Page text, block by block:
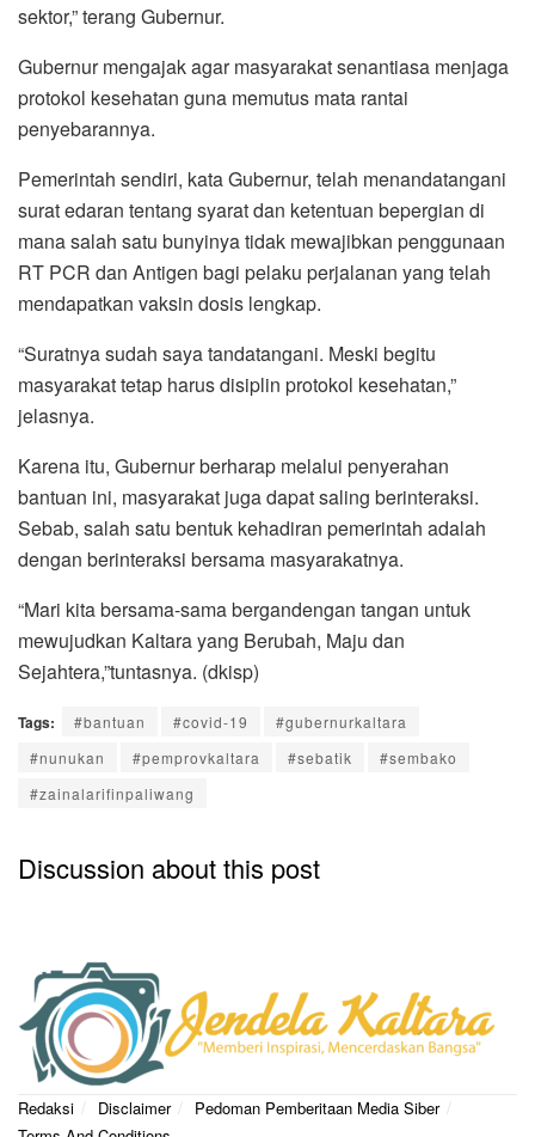
sektor,” terang Gubernur.
Gubernur mengajak agar masyarakat senantiasa menjaga
protokol kesehatan guna memutus mata rantai
penyebarannya.
Pemerintah sendiri, kata Gubernur, telah menandatangani
surat edaran tentang syarat dan ketentuan bepergian di
mana salah satu bunyinya tidak mewajibkan penggunaan
RT PCR dan Antigen bagi pelaku perjalanan yang telah
mendapatkan vaksin dosis lengkap.
“Suratnya sudah saya tandatangani. Meski begitu
masyarakat tetap harus disiplin protokol kesehatan,”
jelasnya.
Karena itu, Gubernur berharap melalui penyerahan
bantuan ini, masyarakat juga dapat saling berinteraksi.
Sebab, salah satu bentuk kehadiran pemerintah adalah
dengan berinteraksi bersama masyarakatnya.
“Mari kita bersama-sama bergandengan tangan untuk
mewujudkan Kaltara yang Berubah, Maju dan
Sejahtera,”tuntasnya. (dkisp)
Tags: #bantuan #covid-19
#gubernurkaltara
#nunukan
#pemprovkaltara #sebatik
#sembako
#zainalarifinpaliwang
Discussion about this post
Redaksi Disclaimer
Pedoman Pemberitaan Media Siber